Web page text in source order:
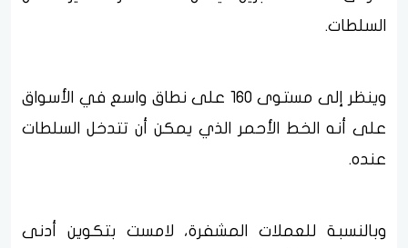
السلطات.
وينظر إلى مستوى 160 على نطاق واسع في الأسواق
على أنه الخط الأحمر الذي يمكن أن تتدخل السلطات
عنده.
وبالنسبة للعملات المشفرة، لامست بتكوين أدنى